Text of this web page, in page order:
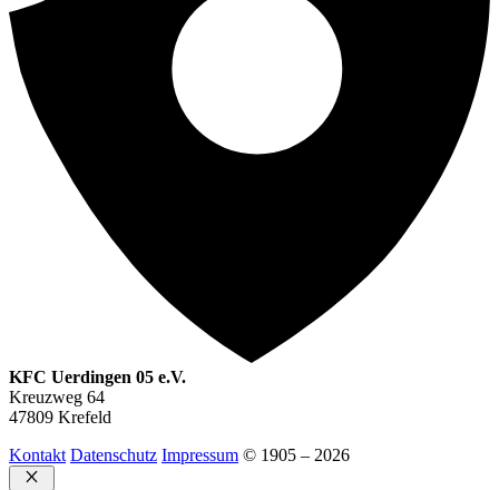
KFC Uerdingen 05 e.V.
Kreuzweg 64
47809 Krefeld
Kontakt Datenschutz Impressum © 1905 – 2026